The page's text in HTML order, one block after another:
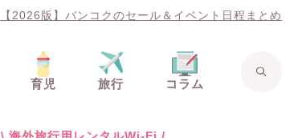
【2026版】バンコクのセール＆イベント日程まとめ
育児 旅行 コラム